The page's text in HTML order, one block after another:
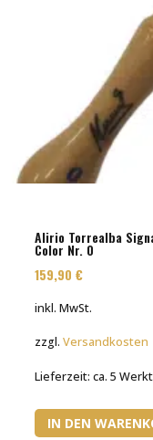
Alirio Torrealba
Color Nr. 0
159,90€
inkl. MwSt.
zzgl.Versandkosten
Lieferzeit:ca. 5
IN DEN